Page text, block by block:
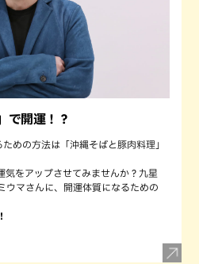
で開運！？
めの方法は「沖縄そばと豚肉料理」
気をアップさせてみませんか？九星
ウマさんに、開運体質になるための